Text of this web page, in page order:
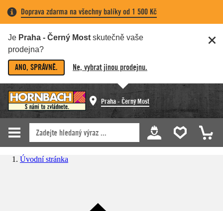
Doprava zdarma na všechny balíky od 1 500 Kč
Je Praha - Černý Most skutečně vaše
prodejna?
ANO, SPRÁVNĚ. Ne, vybrat jinou prodejnu.
Praha - Černý Most
Úvodní stránka